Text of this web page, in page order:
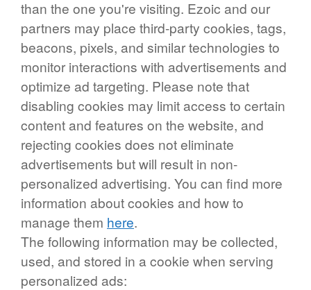
than the one you're visiting. Ezoic and our
partners may place third-party cookies, tags,
beacons, pixels, and similar technologies to
monitor interactions with advertisements and
optimize ad targeting. Please note that
disabling cookies may limit access to certain
content and features on the website, and
rejecting cookies does not eliminate
advertisements but will result in non-
personalized advertising. You can find more
information about cookies and how to
manage them here.
The following information may be collected,
used, and stored in a cookie when serving
personalized ads: